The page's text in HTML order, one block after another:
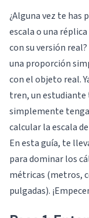
¿Alguna vez te has
escala o una
con su versión
una proporción
con el objeto real.
tren, un estudiante
simplemente
calcular la escala
En esta guía, te
para dominar los
métricas (metros,
pulgadas).